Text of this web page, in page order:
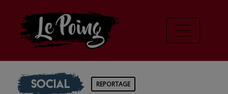
Social REPORTAGE